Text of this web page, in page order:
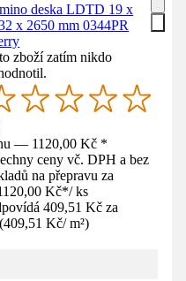
deska LDTD 19 x
x 2650 mm 0344PR
zboží zatím nikdo
— 1120,00 Kč *
ceny vč. DPH a bez
na přepravu za
Kč*/ ks
409,51 Kč za
(409,51 Kč/ m²)